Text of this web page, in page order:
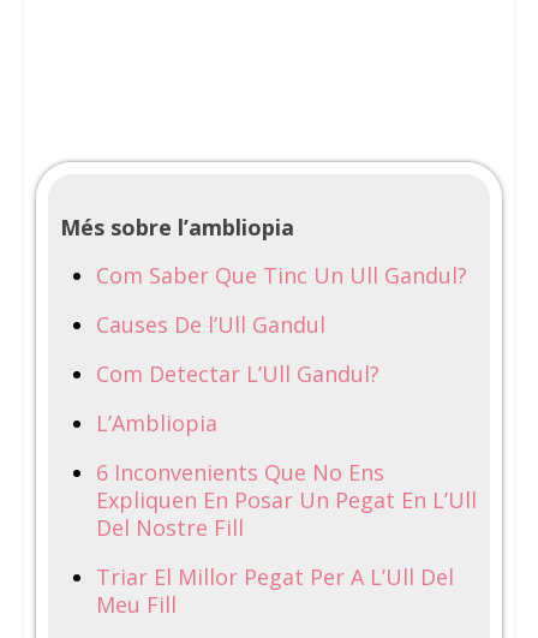
Més sobre l’ambliopia
Com Saber Que Tinc Un Ull Gandul?
Causes De l’Ull Gandul
Com Detectar L’Ull Gandul?
L’Ambliopia
6 Inconvenients Que No Ens
Expliquen En Posar Un Pegat En L’Ull
Del Nostre Fill
Triar El Millor Pegat Per A L’Ull Del
Meu Fill